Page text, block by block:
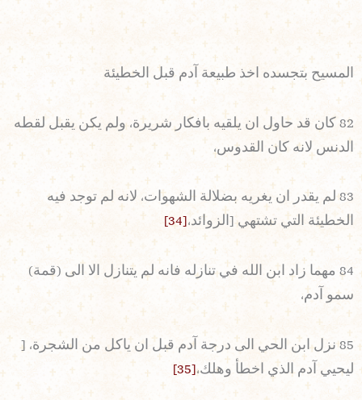
المسيح بتجسده اخذ طبيعة آدم قبل الخطيئة
82 كان قد حاول ان يلقيه بافكار شريرة، ولم يكن يقبل لقطه
الدنس لانه كان القدوس،
83 لم يقدر ان يغريه بضلالة الشهوات، لانه لم توجد فيه
الخطيئة التي تشتهي [الزوائد، [34]
84 مهما زاد ابن الله في تنازله فانه لم يتنازل الا الى (قمة)
سمو آدم،
85 نزل ابن الحي الى درجة آدم قبل ان ياكل من الشجرة، [
ليحيي آدم الذي اخطأ وهلك،[35]